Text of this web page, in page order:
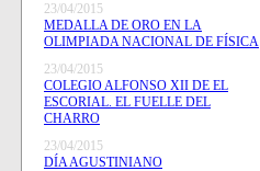
23/04/2015
MEDALLA DE ORO EN LA
OLIMPIADA NACIONAL DE FÍSICA
23/04/2015
COLEGIO ALFONSO XII DE EL
ESCORIAL. EL FUELLE DEL
CHARRO
23/04/2015
DÍA AGUSTINIANO